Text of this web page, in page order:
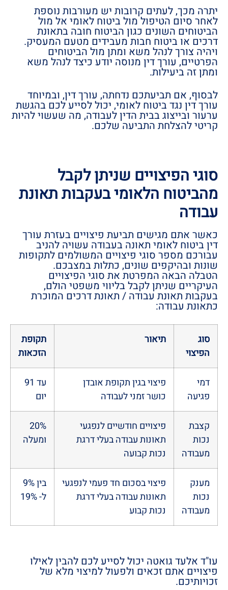
יתרה מכך, לעתים קרובות יש מעורבות נוספת
לאחר סיום הטיפול מול ביטוח לאומי אל מול
הביטוחים השונים כגון הביטוח חובה בתאונת
דרכים או ביטוח חבות מעבידים מטעם המעסיק.
ויהיה צורך לנהל משא ומתן מול הביטוחים
הפרטיים, עורך דין מנוסה יודע כיצד לנהל משא
ומתן זה ביעילות.
לבסוף, אם תביעתכם נדחתה, עורך דין, ובמיוחד
עורך דין נגד ביטוח לאומי, יכול לסייע לכם בהגשת
ערעור ובייצוג בבית הדין לעבודה, מה שעשוי להיות
קריטי להצלחת התביעה שלכם.
סוגי הפיצויים שניתן לקבל
מהביטוח הלאומי בעקבות תאונת
עבודה
כאשר אתם מגישים תביעת פיצויים בעזרת עורך
דין ביטוח לאומי תאונה בעבודה עשויה להניב
עבורכם מספר סוגי פיצויים המשולמים לתקופות
שונות ובהיקפים שונים, כתלות במצבכם.
הטבלה הבאה המפרטת את סוגי הפיצויים
העיקריים שניתן לקבל בליווי משפטי הולם,
בעקבות תאונת עבודה / תאונת דרכים המוכרת
כתאונת עבודה:
סוג
הפיצוי
תיאור
תקופת
הזכאות
דמי
פגיעה
פיצוי בגין תקופת אובדן
כושר זמני לעבודה
עד 91
יום
קצבת
נכות
מעבודה
פיצויים חודשיים לנפגעי
תאונות עבודה בעלי דרגת
נכות קבועה
20%
ומעלה
מענק
נכות
מעבודה
פיצוי בסכום חד פעמי לנפגעי
תאונות עבודה בעלי דרגת
נכות קבוע
בין 9%
ל- 19%
עו"ד אלעד גואטה יכול לסייע לכם להבין לאילו
פיצויים אתם זכאים ולפעול למיצוי מלא של
זכויותיכם.